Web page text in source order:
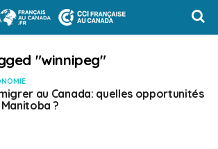
"winnipeg"
au Canada: quelles opportunités
Manitoba ?